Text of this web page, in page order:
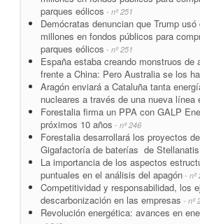
parques eólicos - nº 251
Demócratas denuncian que Trump
millones en fondos públicos para
parques eólicos - nº 251
España estaba creando monstruos de
frente a China: Pero Australia se los
Aragón enviará a Cataluña tanta
nucleares a través de una nueva línea
Forestalia firma un PPA con GALP
próximos 10 años - nº 246
Forestalia desarrollará los proyectos
Gigafactoría de baterías de
La importancia de los aspectos
puntuales en el análisis del apagón - nº
Competitividad y responsabilidad, los
descarbonización en las empresas - nº
Revolución energética: avances en